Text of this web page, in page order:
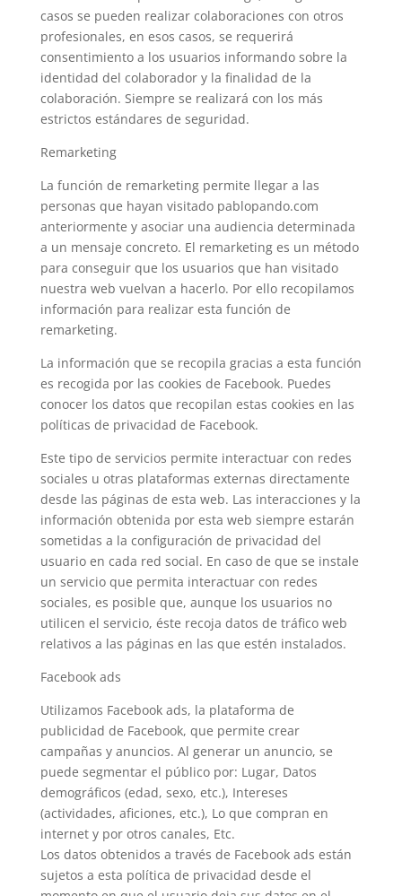
casos se pueden realizar colaboraciones con otros
profesionales, en esos casos, se requerirá
consentimiento a los usuarios informando sobre la
identidad del colaborador y la finalidad de la
colaboración. Siempre se realizará con los más
estrictos estándares de seguridad.
Remarketing
La función de remarketing permite llegar a las
personas que hayan visitado pablopando.com
anteriormente y asociar una audiencia determinada
a un mensaje concreto. El remarketing es un método
para conseguir que los usuarios que han visitado
nuestra web vuelvan a hacerlo. Por ello recopilamos
información para realizar esta función de
remarketing.
La información que se recopila gracias a esta función
es recogida por las cookies de Facebook. Puedes
conocer los datos que recopilan estas cookies en las
políticas de privacidad de Facebook.
Este tipo de servicios permite interactuar con redes
sociales u otras plataformas externas directamente
desde las páginas de esta web. Las interacciones y la
información obtenida por esta web siempre estarán
sometidas a la configuración de privacidad del
usuario en cada red social. En caso de que se instale
un servicio que permita interactuar con redes
sociales, es posible que, aunque los usuarios no
utilicen el servicio, éste recoja datos de tráfico web
relativos a las páginas en las que estén instalados.
Facebook ads
Utilizamos Facebook ads, la plataforma de
publicidad de Facebook, que permite crear
campañas y anuncios. Al generar un anuncio, se
puede segmentar el público por: Lugar, Datos
demográficos (edad, sexo, etc.), Intereses
(actividades, aficiones, etc.), Lo que compran en
internet y por otros canales, Etc.
Los datos obtenidos a través de Facebook ads están
sujetos a esta política de privacidad desde el